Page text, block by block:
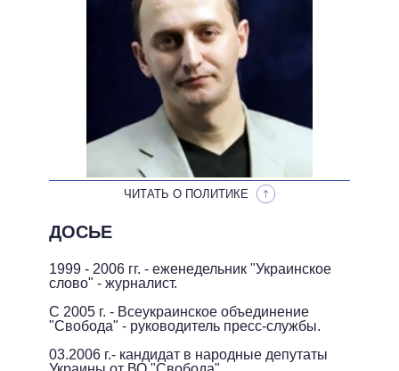
ОБЕЩАНИЯ В ПРОЦЕССЕ
ВСЕ ОБЕЩАНИЯ
АРХИВНЫЕ ОБЕЩАНИЯ
ЧИТАТЬ О ПОЛИТИКЕ
ДОСЬЕ
1999 - 2006 гг. - еженедельник "Украинское
слово" - журналист.
С 2005 г. - Всеукраинское объединение
"Свобода" - руководитель пресс-службы.
03.2006 г.- кандидат в народные депутаты